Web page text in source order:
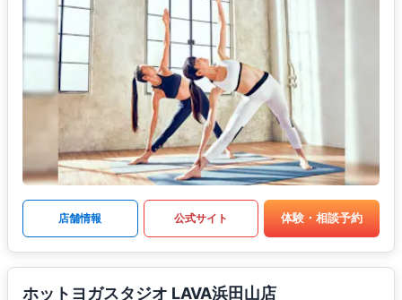
店舗情報 公式サイト 体験・相談予約
ホットヨガスタジオ LAVA浜田山店